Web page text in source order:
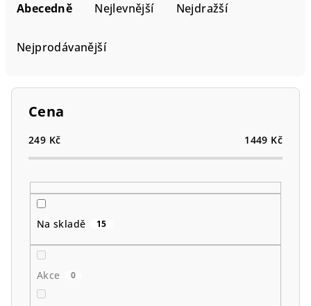
Abecedně Nejlevnější Nejdražší
Nejprodávanější
Cena
249 Kč 1449 Kč
Na skladě 15
Akce 0